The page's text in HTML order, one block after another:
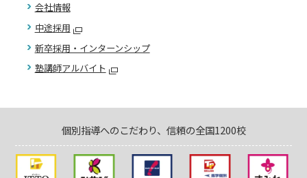
会社情報
中途採用
新卒採用・インターンシップ
塾講師アルバイト
個別指導へのこだわり、信頼の全国1200校